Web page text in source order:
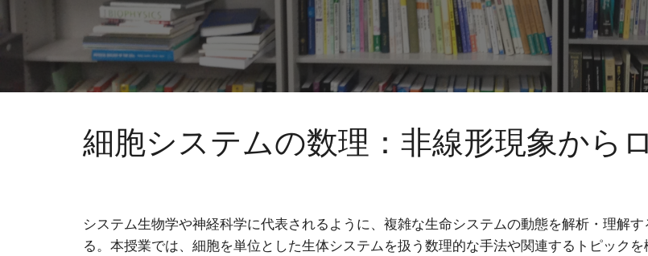
細胞システムの数理：非線形現象から
システム生物学や神経科学に代表されるように、複雑な生命システムの動態を解析・理解
る。本授業では、細胞を単位とした生体システムを扱う数理的な手法や関連するトピック